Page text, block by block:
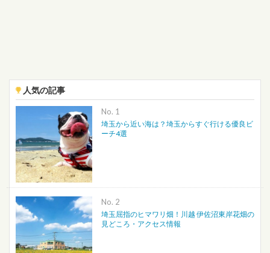
人気の記事
No.
埼玉から近い海は？埼玉からすぐ行ける優良ビ
ーチ4選
No.
埼玉屈指のヒマワリ畑！川越 伊佐沼東岸花畑の
見どころ・アクセス情報